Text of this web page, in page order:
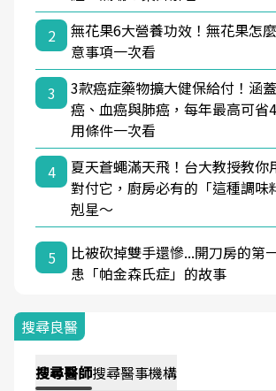
2
無花果6大營養功效！無花果怎
意事項一次看
3
3款癌症藥物擴大健保給付！涵
癌、血癌與肺癌，每年最高可省
用條件一次看
4
夏天蒼蠅滿天飛！台大教授教你
對付它，廚房必有的「這種調味
剋星～
5
比被砍掉雙手還慘...開刀房的第
患「帕金森氏症」的故事
搜尋良醫
搜尋醫師搜尋醫事機構